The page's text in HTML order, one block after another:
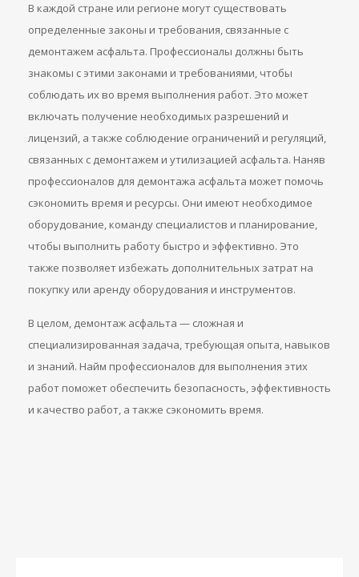
В каждой стране или регионе могут существовать
определенные законы и требования, связанные с
демонтажем асфальта. Профессионалы должны быть
знакомы с этими законами и требованиями, чтобы
соблюдать их во время выполнения работ. Это может
включать получение необходимых разрешений и
лицензий, а также соблюдение ограничений и регуляций,
связанных с демонтажем и утилизацией асфальта. Наняв
профессионалов для демонтажа асфальта может помочь
сэкономить время и ресурсы. Они имеют необходимое
оборудование, команду специалистов и планирование,
чтобы выполнить работу быстро и эффективно. Это
также позволяет избежать дополнительных затрат на
покупку или аренду оборудования и инструментов.
В целом, демонтаж асфальта — сложная и
специализированная задача, требующая опыта, навыков
и знаний. Найм профессионалов для выполнения этих
работ поможет обеспечить безопасность, эффективность
и качество работ, а также сэкономить время.